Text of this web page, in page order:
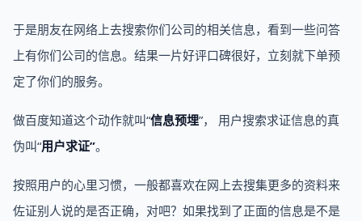
于是朋友在网络上去搜索你们公司的相关信息，看到一些问答
上有你们公司的信息。结果一片好评口碑很好，立刻就下单预
定了你们的服务。
做百度知道这个动作就叫“信息预埋”， 用户搜索求证信息的真
伪叫“用户求证”。
按照用户的心里习惯，一般都喜欢在网上去搜集更多的资料来
佐证别人说的是否正确，对吧？如果找到了正面的信息是不是